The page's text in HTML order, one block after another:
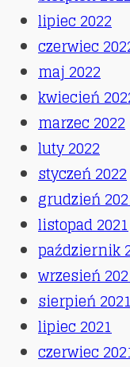
lipiec 2022
czerwiec
maj 2022
kwiecień
marzec 2022
luty 2022
styczeń 2022
grudzień
listopad 2021
październik
wrzesień
sierpień
lipiec 2021
czerwiec